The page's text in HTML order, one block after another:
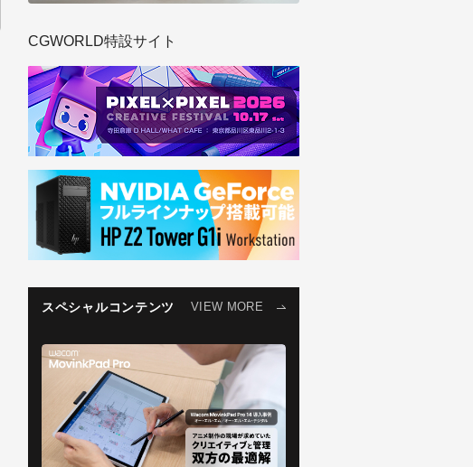
CGWORLD特設サイト
スペシャルコンテンツ VIEW MORE